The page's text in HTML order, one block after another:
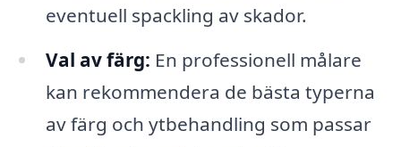
eventuell spackling av skador.
Val av färg: En professionell målare
kan rekommendera de bästa typerna
av färg och ytbehandling som passar